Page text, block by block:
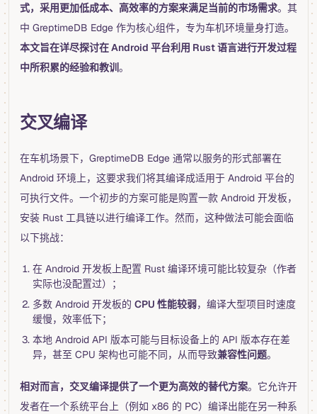
式，采用更加低成本、高效率的方案来满足当前的市场需求。其
中 GreptimeDB Edge 作为核心组件，专为车机环境量身打造。
本文旨在详尽探讨在 Android 平台利用 Rust 语言进行开发过程
中所积累的经验和教训。
交叉编译
在车机场景下，GreptimeDB Edge 通常以服务的形式部署在
Android 环境上，这要求我们将其编译成适用于 Android 平台的
可执行文件。一个初步的方案可能是购置一款 Android 开发板，
安装 Rust 工具链以进行编译工作。然而，这种做法可能会面临
以下挑战：
在 Android 开发板上配置 Rust 编译环境可能比较复杂（作者
实际也没配置过）；
多数 Android 开发板的 CPU 性能较弱，编译大型项目时速度
缓慢，效率低下；
本地 Android API 版本可能与目标设备上的 API 版本存在差
异，甚至 CPU 架构也可能不同，从而导致兼容性问题。
相对而言，交叉编译提供了一个更为高效的替代方案。它允许开
发者在一个系统平台上（例如 x86 的 PC）编译出能在另一种系